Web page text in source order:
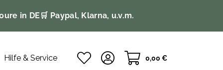
in DE 🛒 Paypal, Klarna, u.v.m.
Hilfe & Service 0,00 €